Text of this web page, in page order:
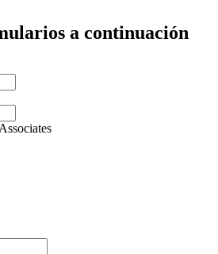
a continuación